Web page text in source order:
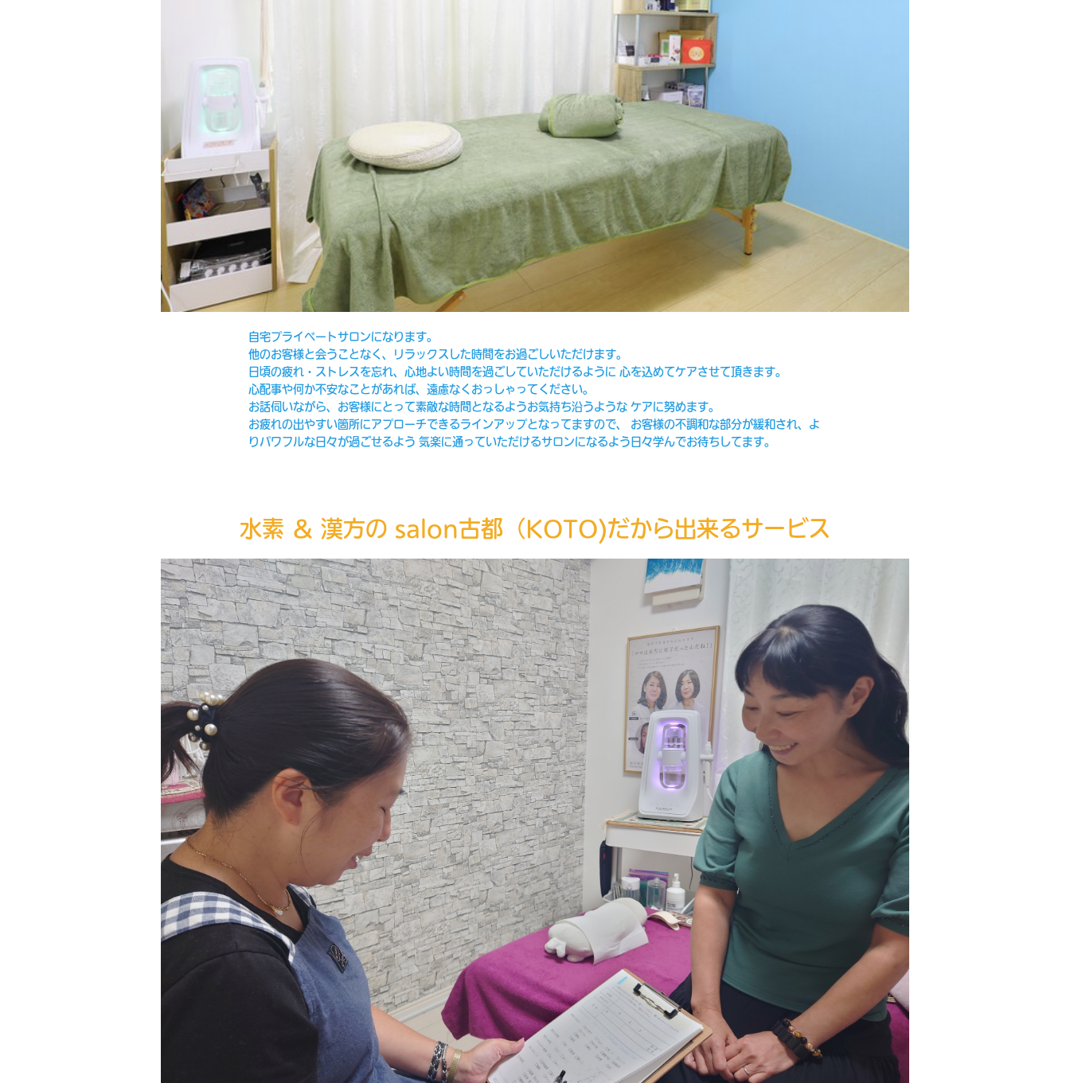
自宅プライベートサロンになります。
他のお客様と会うことなく、リラックスした時間をお過ごしいただけます。
日頃の疲れ・ストレスを忘れ、心地よい時間を過ごしていただけるように 心を込めてケアさせて頂きます。
心配事や何か不安なことがあれば、遠慮なくおっしゃってください。
お話伺いながら、お客様にとって素敵な時間となるようお気持ち沿うような ケアに努めます。
お疲れの出やすい箇所にアプローチできるラインアップとなってますので、 お客様の不調和な部分が緩和され、よ
りパワフルな日々が過ごせるよう 気楽に通っていただけるサロンになるよう日々学んでお待ちしてます。
水素 ＆ 漢方の salon古都（KOTO)だから出来るサービス